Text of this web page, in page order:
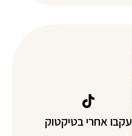
עקבו אחרי בטיקטוק